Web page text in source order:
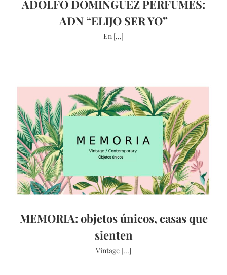
ADOLFO DOMINGUEZ PERFUMES:
ADN “ELIJO SER YO”
En [...]
MEMORIA: objetos únicos, casas que
sienten
Vintage [...]